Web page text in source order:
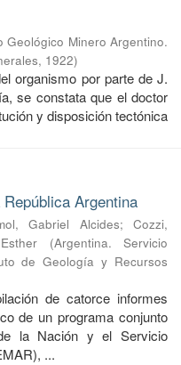
Geológico Minero Argentino.
, 1922)
organismo por parte de J.
se constata que el doctor
y disposición tectónica
Argentina
Gabriel Alcides;Cozzi,
(Argentina. Servicio
de Geología y Recursos
de catorce informes
de un programa conjunto
la Nación y el Servicio
...